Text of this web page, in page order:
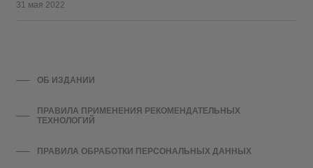
31 мая 2022
ОБ ИЗДАНИИ
ПРАВИЛА ПРИМЕНЕНИЯ РЕКОМЕНДАТЕЛЬНЫХ
ТЕХНОЛОГИЙ
ПРАВИЛА ОБРАБОТКИ ПЕРСОНАЛЬНЫХ ДАННЫХ